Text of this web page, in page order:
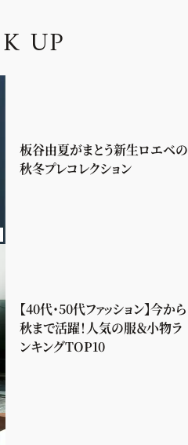
K UP
板谷由夏がまとう新生ロエベの
秋冬プレコレクション
【40代・50代ファッション】今から
秋まで活躍！人気の服＆小物ラ
ンキングTOP10